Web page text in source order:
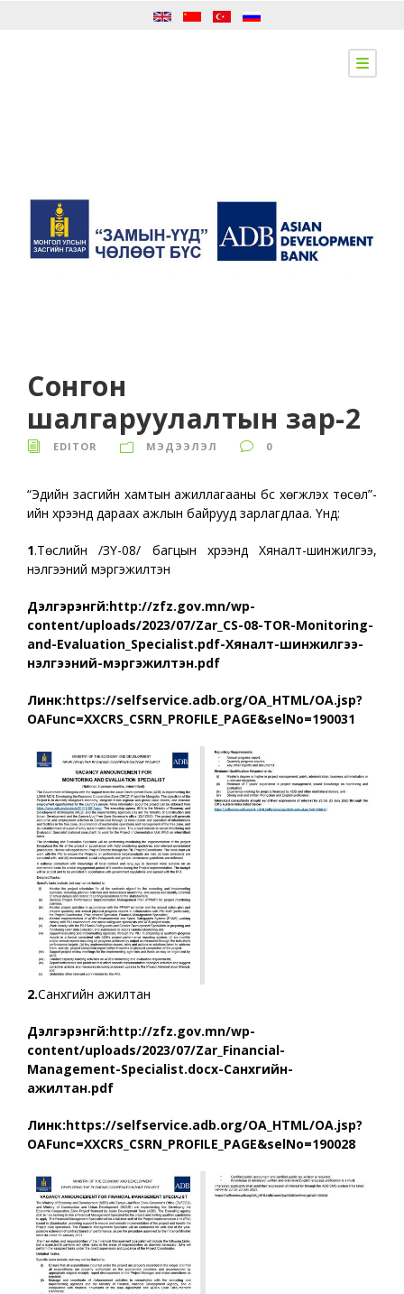
Сонгон
шалгаруулалтын зар-2
EDITOR МЭДЭЭЛЭЛ 0
“Эдийн засгийн хамтын ажиллагааны бүс хөгжүүлэх төсөл”-
ийн хүрээнд дараах ажлын байрууд зарлагдлаа. Үүнд:
1.Төслийн /ЗҮ-08/ багцын хүрээнд Хяналт-шинжилгээ,
үнэлгээний мэргэжилтэн
Дэлгэрэнгүй:http://zfz.gov.mn/wp-
content/uploads/2023/07/Zar_CS-08-TOR-Monitoring-
and-Evaluation_Specialist.pdf-Хяналт-шинжилгээ-
үнэлгээний-мэргэжилтэн.pdf
Линк:https://selfservice.adb.org/OA_HTML/OA.jsp?
OAFunc=XXCRS_CSRN_PROFILE_PAGE&selNo=190031
2.Санхүүгийн ажилтан
Дэлгэрэнгүй:http://zfz.gov.mn/wp-
content/uploads/2023/07/Zar_Financial-
Management-Specialist.docx-Санхүүгийн-
ажилтан.pdf
Линк:https://selfservice.adb.org/OA_HTML/OA.jsp?
OAFunc=XXCRS_CSRN_PROFILE_PAGE&selNo=190028